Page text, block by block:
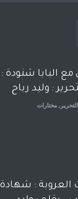
سوريّة تفضح:
الغرب! قلم :
حرة ..
البابا شنودة :
: وليد رباح
, مختارات
العروبة : شهادة